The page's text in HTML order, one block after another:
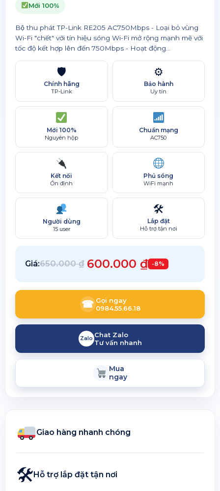
Mới 100%
Bộ thu phát TP-Link RE205 AC750Mbps - Loại bỏ vùng
Wi-Fi "chết" với tín hiệu sóng Wi-Fi mở rộng mạnh mẽ với
tốc độ kết hợp lên đến 750Mbps - Hoạt động...
🛡
Chính hãng
TP-Link
⚙
Bảo hành
Uy tín
Mới 100%
Nguyên hộp
Chuẩn mạng
AC750
Kết nối
Ổn định
Phủ sóng
WiFi mạnh
Người dùng
15 user
🛠
Lắp đặt
Hỗ trợ tận nơi
Giá:650.000₫ 600.000 ₫ -8%
☎ Gọi ngay
0984.55.66.18
Zalo Chat Zalo
Tư vấn nhanh
Mua
ngay
Giao hàng nhanh chóng
🛠Hỗ trợ lắp đặt tận nơi